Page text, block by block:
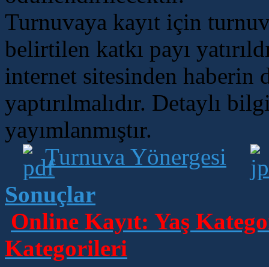
Turnuvaya kayıt için
belirtilen katkı payı
internet sitesinden haberin
yaptırılmalıdır. Detaylı
yayımlanmıştır.
Turnuva Yönergesi
Sonuçlar
Online Kayıt: Yaş
Kategorileri